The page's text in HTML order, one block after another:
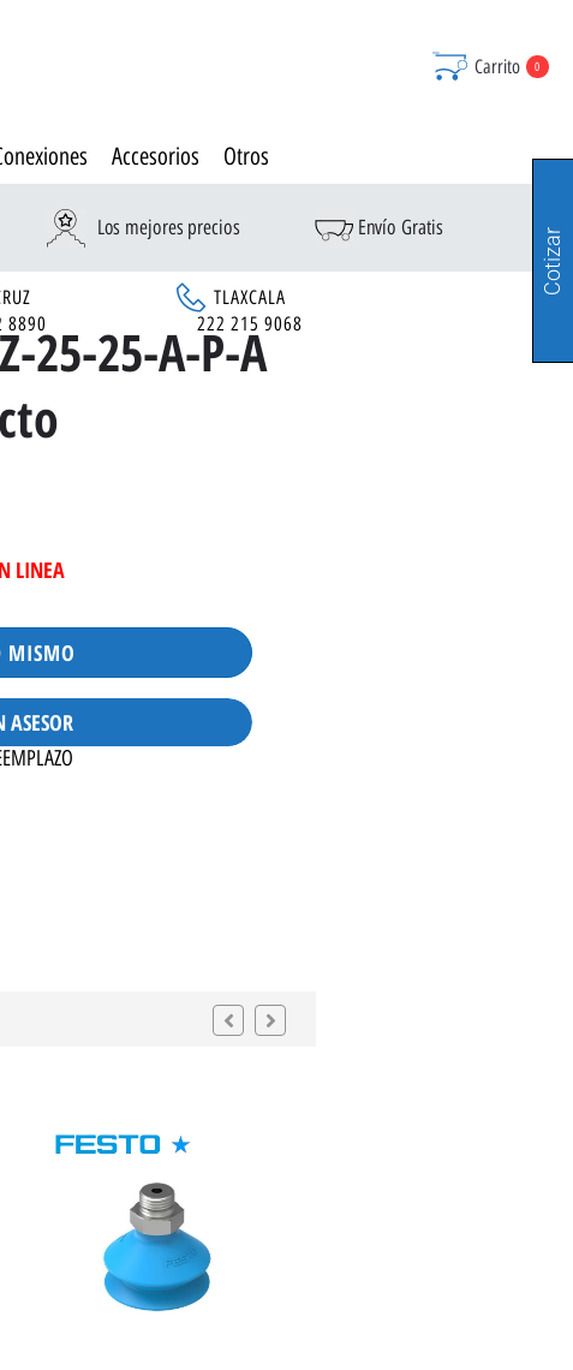
Carrito 0
Accesorios Otros
Los mejores precios Envío Gratis
TLAXCALA
8890 222 215 9068
25-25-A-P-A
LINEA
MISMO
ASESOR
Cotizar